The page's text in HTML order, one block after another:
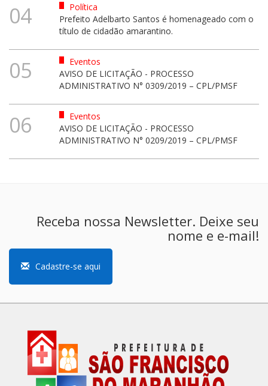
04
Política
Prefeito Adelbarto Santos é homenageado com o
título de cidadão amarantino.
05
Eventos
AVISO DE LICITAÇÃO - PROCESSO
ADMINISTRATIVO N° 0309/2019 – CPL/PMSF
06
Eventos
AVISO DE LICITAÇÃO - PROCESSO
ADMINISTRATIVO N° 0209/2019 – CPL/PMSF
Receba nossa Newsletter. Deixe seu
nome e e-mail!
Cadastre-se aqui